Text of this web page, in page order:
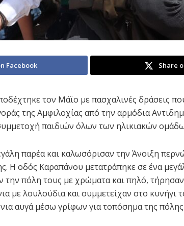
Facebook Share
τον Μάϊο με πασχαλινές δράσεις
της Αμφιλοχίας από την αρμόδια
παιδιών όλων των ηλικιακών
παρέα και καλωσόρισαν την Άνοιξη
Η οδός Καραπάνου μετατράπηκε σε ένα
την πόλη τoυς με χρώματα και πηλό,
με λουλούδια και συμμετείχαν στο κυνήγι
αυγά μέσω γρίφων για τοπόσημα της πόλης.